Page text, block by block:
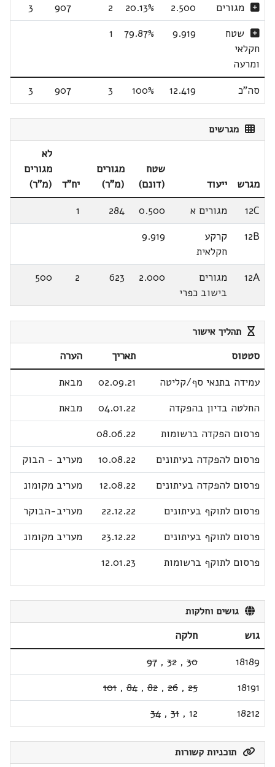
מגורים
2.500
20.13%
2
907
3
שטח
חקלאי
ומרעה
9.919
79.87%
1
סה"כ 12.419
100%
3
907
3
מגרשים
מגרש ייעוד
שטח
(דונם)
מגורים
(מ"ר)
יח"ד
לא
מגורים
(מ"ר)
12C
מגורים א 0.500
284
1
12B
קרקע
חקלאית
9.919
12A
מגורים
בישוב כפרי
2.000
623
2
500
תהליך אישור
סטטוס תאריך
הערה
עמידה בתנאי סף/קליטה
02.09.21
מבאת
החלטה בדיון בהפקדה
04.01.22
מבאת
פרסום הפקדה ברשומות
08.06.22
פרסום להפקדה בעיתונים
10.08.22
מעריב - הבוק
פרסום להפקדה בעיתונים
12.08.22
מעריב מקומונ
פרסום לתוקף בעיתונים
22.12.22
מעריב-הבוקר
פרסום לתוקף בעיתונים
23.12.22
מעריב מקומונ
פרסום לתוקף ברשומות
12.01.23
גושים וחלקות
גוש
חלקה
18189
30
,
32
,
97
18191
25
,
26
,
82
,
84
,
101
18212
12
,
31
,
34
תוכניות קשורות